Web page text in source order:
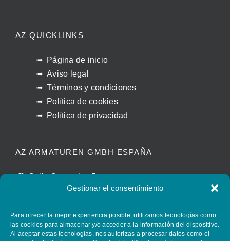
Gestionar el consentimiento
Para ofrecer la mejor experiencia posible, utilizamos tecnologías como
las cookies para almacenar y/o acceder a la información del dispositivo.
Al aceptar estas tecnologías, nos autorizas a procesar datos como el
AZ QUICKLINKS
Página de inicio
Aviso legal
Términos y condiciones
Política de cookies
Política de privacidad
AZ ARMATUREN GMBH ESPAÑA
Calle Caracolas 5
11011 Cádiz – España
+34 658 399 110